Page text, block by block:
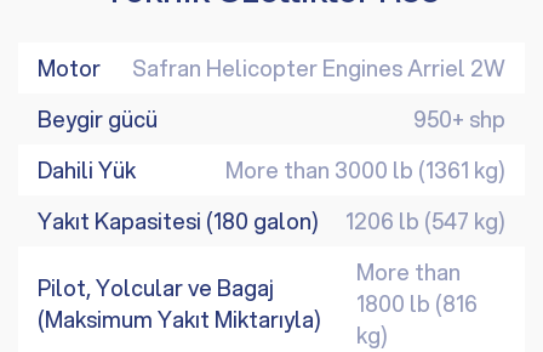
Motor
Safran Helicopter Engines Arriel 2W
Beygir gücü
950+ shp
Dahili Yük
More than 3000 lb (1361 kg)
Yakıt Kapasitesi (180 galon)
1206 lb (547 kg)
Pilot, Yolcular ve Bagaj
(Maksimum Yakıt Miktarıyla)
More than
1800 lb (816
kg)